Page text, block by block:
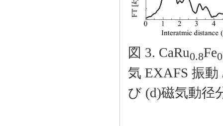
図 3. CaRu0.8Fe
気 EXAFS 振動
び (d)磁気動径